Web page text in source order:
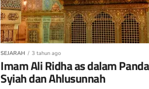
SEJARAH 3 tahun ago
Imam Ali Ridha as dalam
Syiah dan Ahlusunnah